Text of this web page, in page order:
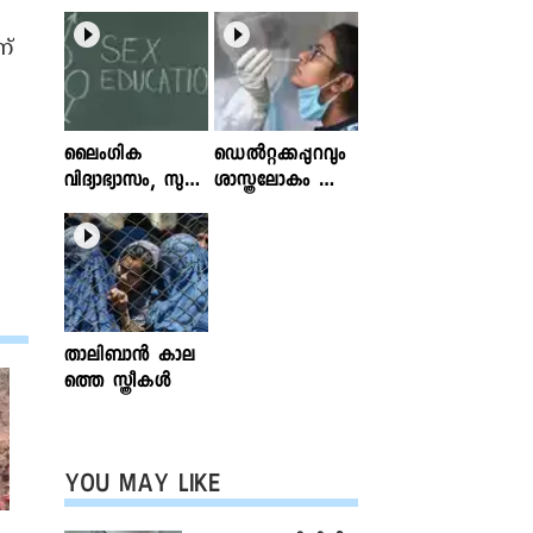
ലൈംഗിക
വിദ്യാഭ്യാസം, സുര
ക്ഷിതവും അ
ല്ലാത്തതുമായ സ്പ
ര്‍ശനങ്ങള്‍; ഇ
ന്‍ഫോക്ലിനിക്ക്
ലേഖനം
വായിക്കാം
ഡെൽറ്റക്കപ്പുറവും
ശാസ്ത്രലോകം ശ്ര
താലിബാന്‍ കാല
ത്തെ സ്ത്രീകള്‍
YOU MAY LIKE